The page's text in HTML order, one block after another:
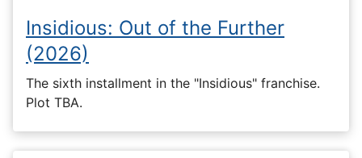
Insidious: Out of the Further
(2026)
The sixth installment in the "Insidious" franchise.
Plot TBA.